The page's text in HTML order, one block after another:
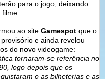
para o jogo, deixando
ao site Gamespot que o
e ainda revelou
do novo videogame:
tornaram-se referência no
logo depois que os
o as bilheterias e as